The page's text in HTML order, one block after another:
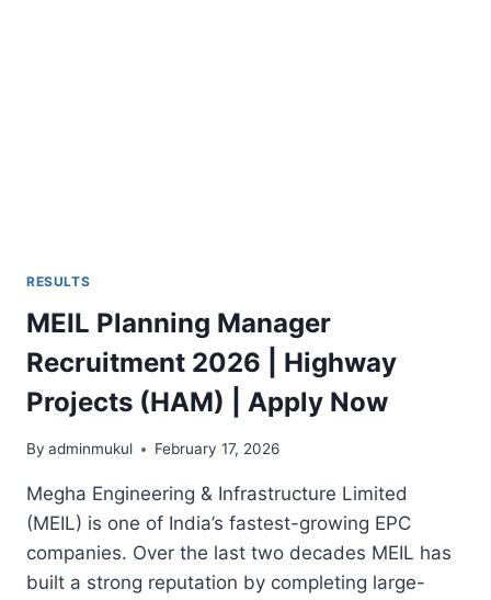
RESULTS
MEIL Planning Manager
Recruitment 2026 | Highway
Projects (HAM) | Apply Now
By adminmukul February 17, 2026
Megha Engineering & Infrastructure Limited
(MEIL) is one of India’s fastest-growing EPC
companies. Over the last two decades MEIL has
built a strong reputation by completing large-